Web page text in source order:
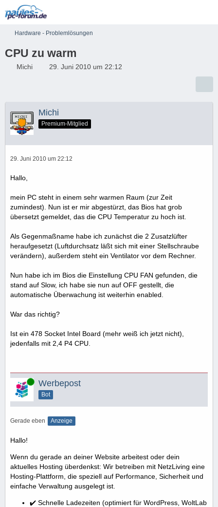
Hardware - Problemlösungen
CPU zu warm
Michi 29. Juni 2010 um 22:12
Michi
Premium-Mitglied
29. Juni 2010 um 22:12
Hallo,
mein PC steht in einem sehr warmen Raum (zur Zeit
zumindest). Nun ist er mir abgestürzt, das Bios hat grob
übersetzt gemeldet, das die CPU Temperatur zu hoch ist.
Als Gegenmaßname habe ich zunächst die 2 Zusatzlüfter
heraufgesetzt (Luftdurchsatz läßt sich mit einer Stellschraube
verändern), außerdem steht ein Ventilator vor dem Rechner.
Nun habe ich im Bios die Einstellung CPU FAN gefunden, die
stand auf Slow, ich habe sie nun auf OFF gestellt, die
automatische Überwachung ist weiterhin enabled.
War das richtig?
Ist ein 478 Socket Intel Board (mehr weiß ich jetzt nicht),
jedenfalls mit 2,4 P4 CPU.
Online Werbepost
Bot
Gerade eben Anzeige
Hallo!
Wenn du gerade an deiner Website arbeitest oder dein
aktuelles Hosting überdenkst: Wir betreiben mit NetzLiving eine
Hosting-Plattform, die speziell auf Performance, Sicherheit und
einfache Verwaltung ausgelegt ist.
✔️ Schnelle Ladezeiten (optimiert für WordPress, WoltLab